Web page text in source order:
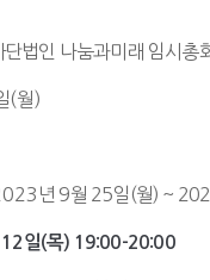
단법인 나눔과미래 임시총
(월)
년 9월 25일(월) ~
일(목) 19:00-20:00